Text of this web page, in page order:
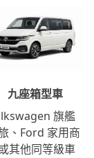
九座箱型車
旗艦
、Ford 家用商
其他同等級車